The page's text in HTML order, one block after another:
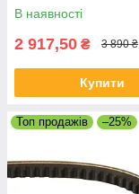
В наявності
2 917,50 ₴ 3 890 ₴
Купити
Топ продажів –25%